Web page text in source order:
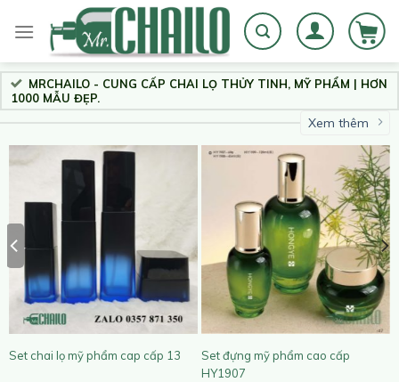
MRCHAILO - CUNG CẤP CHAI LỌ THỦY TINH, MỸ PHẨM | HƠN
1000 MẪU ĐẸP.
Xem thêm
Set chai lọ mỹ phẩm cap cấp 13
Set đựng mỹ phẩm cao cấp
HY1907